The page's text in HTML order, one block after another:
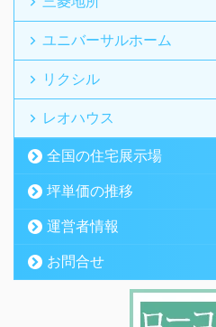
ユニバーサルホーム
リクシル
レオハウス
全国の住宅展示場
坪単価の推移
運営者情報
お問合せ